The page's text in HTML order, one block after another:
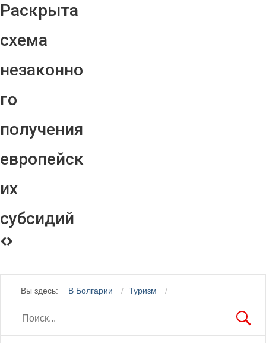
Раскрыта
схема
незаконно
го
получения
европейск
их
субсидий
Вы здесь: В Болгарии Туризм